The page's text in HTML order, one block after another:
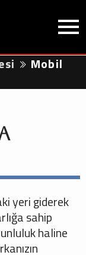
Mobil
yeri giderek
sahip
haline